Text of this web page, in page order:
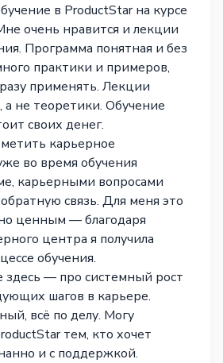
в ProductStar на курсе
очень нравится и лекции
Программа понятная и без
практики и примеров,
применять. Лекции
не теоретики. Обучение
своих денег.
карьерное
во время обучения
карьерными вопросами
связь. Для меня это
ценным — благодаря
центра я получила
обучения.
здесь — про системный рост
шагов в карьере.
всё по делу. Могу
тем, кто хочет
и с поддержкой.